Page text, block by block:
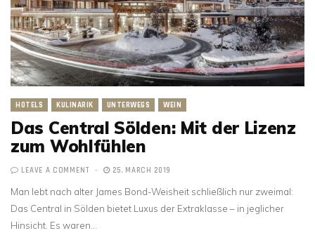
HOTELS KULINARIK UNTERWEGS WEIN
Das Central Sölden: Mit der Lizenz
zum Wohlfühlen
LEAVE A COMMENT 25. MARCH 2019
Man lebt nach alter James Bond-Weisheit schließlich nur zweimal:
Das Central in Sölden bietet Luxus der Extraklasse – in jeglicher
Hinsicht. Es waren…